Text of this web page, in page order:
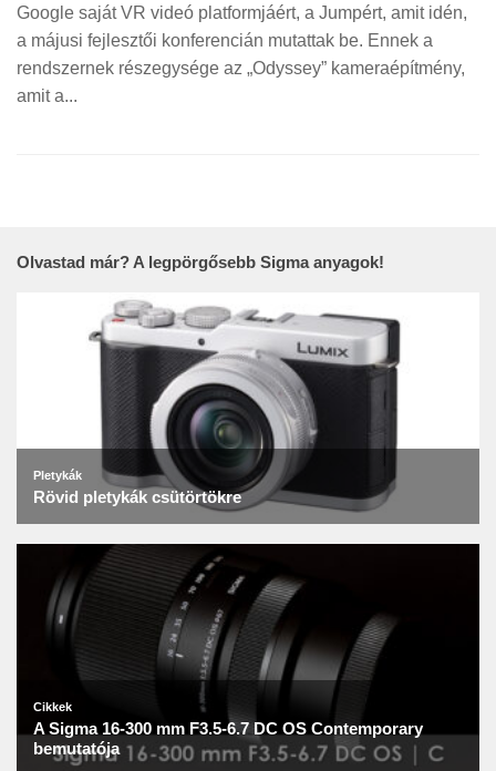
Google saját VR videó platformjáért, a Jumpért, amit idén,
a májusi fejlesztői konferencián mutattak be. Ennek a
rendszernek részegysége az „Odyssey” kameraépítmény,
amit a...
Olvastad már? A legpörgősebb Sigma anyagok!